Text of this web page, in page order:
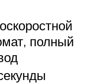
полный